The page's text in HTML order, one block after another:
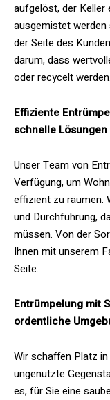
aufgelöst, der Keller
ausgemistet
der Seite des
darum, dass
oder recycelt werden.
Effiziente
schnelle Lösungen
Unser Team von
Verfügung, um
effizient zu räumen.
und Durchführung,
müssen. Von der
Ihnen mit unserem
Seite.
Entrümpelung mit
ordentliche
Wir schaffen Platz
ungenutzte
es, für Sie eine